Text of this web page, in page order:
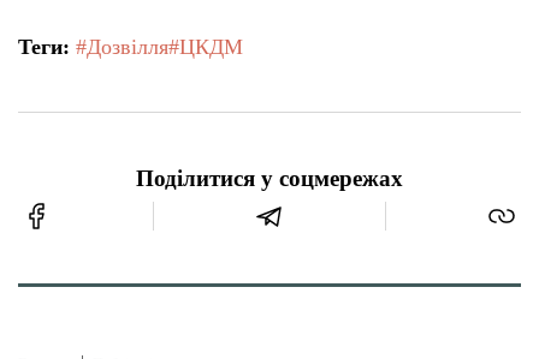
Теги: #Дозвілля#ЦКДМ
Поділитися у соцмережах